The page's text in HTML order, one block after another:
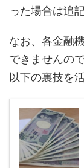
った場合は追
なお、各金融
できませんの
以下の裏技を